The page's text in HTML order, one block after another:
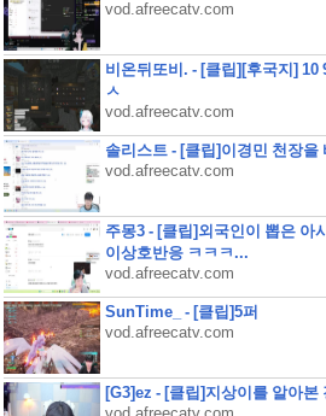
vod.afreecatv.com
비온뒤또비. - [클립][후국지] 10
ㅅ
vod.afreecatv.com
솔리스트 - [클립]이경민 천장을
vod.afreecatv.com
주몽3 - [클립]외국인이 뽑은 아
이상호반응 ㅋㅋㅋ...
vod.afreecatv.com
SunTime_ - [클립]5퍼
vod.afreecatv.com
[G3]ez - [클립]지상이를 알아본